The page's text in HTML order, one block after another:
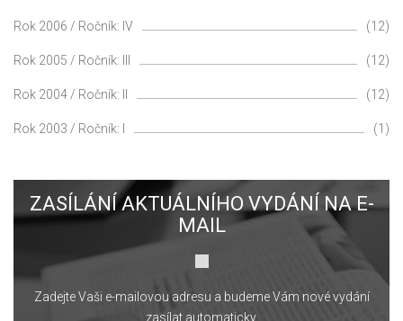
Rok 2006 / Ročník: IV (12)
Rok 2005 / Ročník: III (12)
Rok 2004 / Ročník: II (12)
Rok 2003 / Ročník: I (1)
ZASÍLÁNÍ AKTUÁLNÍHO VYDÁNÍ NA E-
MAIL
Zadejte Vaši e-mailovou adresu a budeme Vám nové vydání
zasílat automaticky.